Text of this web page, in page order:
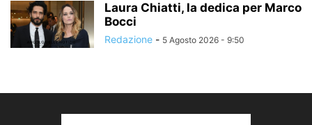
Laura Chiatti, la dedica per Marco
Bocci
Redazione - 5 Agosto 2026 - 9:50